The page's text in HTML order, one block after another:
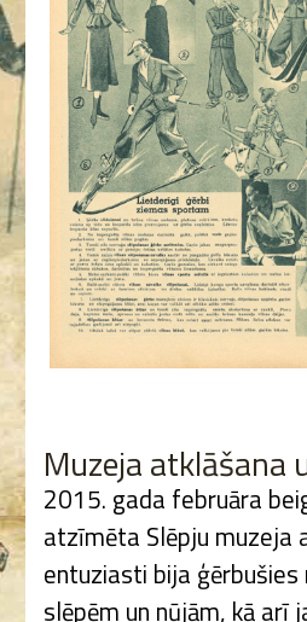
Muzeja atklāšana
2015. gada februāra
atzīmēta Slēpju muzeja
entuziasti bija
slēpēm un nūjām, kā arī